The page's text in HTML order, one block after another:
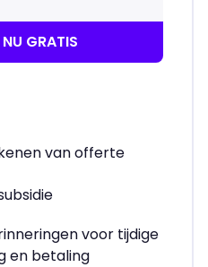
NU GRATIS
van offerte
voor tijdige
en betaling